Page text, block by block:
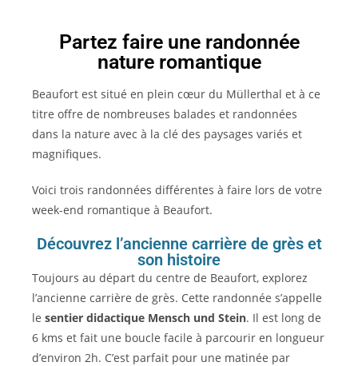
Partez faire une randonnée
nature romantique
Beaufort est situé en plein cœur du Müllerthal et à ce
titre offre de nombreuses balades et randonnées
dans la nature avec à la clé des paysages variés et
magnifiques.
Voici trois randonnées différentes à faire lors de votre
week-end romantique à Beaufort.
Découvrez l’ancienne carrière de grès et
son histoire
Toujours au départ du centre de Beaufort, explorez
l’ancienne carrière de grès. Cette randonnée s’appelle
le sentier didactique Mensch und Stein. Il est long de
6 kms et fait une boucle facile à parcourir en longueur
d’environ 2h. C’est parfait pour une matinée par